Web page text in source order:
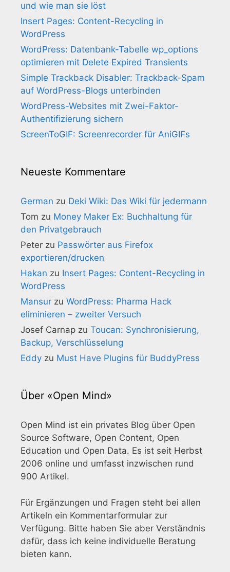
und wie man sie löst
Insert Pages: Content-Recycling in
WordPress
WordPress: Datenbank-Tabelle wp_options
optimieren mit Delete Expired Transients
Simple Trackback Disabler: Trackback-Spam
auf WordPress-Blogs unterbinden
WordPress-Websites mit Zwei-Faktor-
Authentifizierung sichern
ScreenToGIF: Screenrecorder für AniGIFs
Neueste Kommentare
German zu Deki Wiki: Das Wiki für jedermann
Tom zu Money Maker Ex: Buchhaltung für
den Privatgebrauch
Peter zu Passwörter aus Firefox
exportieren/drucken
Hakan zu Insert Pages: Content-Recycling in
WordPress
Mansur zu WordPress: Pharma Hack
eliminieren – zweiter Versuch
Josef Carnap zu Toucan: Synchronisierung,
Backup, Verschlüsselung
Eddy zu Must Have Plugins für BuddyPress
Über «Open Mind»
Open Mind ist ein privates Blog über Open
Source Software, Open Content, Open
Education und Open Data. Es ist seit Herbst
2006 online und umfasst inzwischen rund
900 Artikel.
Für Ergänzungen und Fragen steht bei allen
Artikeln ein Kommentarformular zur
Verfügung. Bitte haben Sie aber Verständnis
dafür, dass ich keine individuelle Beratung
bieten kann.